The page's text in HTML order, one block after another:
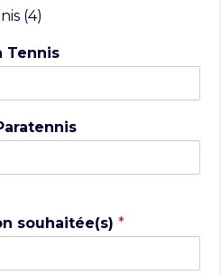
(4)
Tennis
souhaitée(s)*